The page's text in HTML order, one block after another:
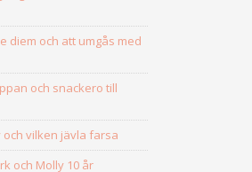
diem och att umgås med
och snackero till
och vilken jävla farsa
och Molly 10 år